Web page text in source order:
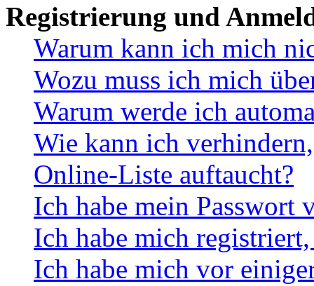
Registrierung und
Warum kann ich mich
Wozu muss ich mich
Warum werde ich
Wie kann ich
Online-Liste auftaucht?
Ich habe mein Passwort
Ich habe mich
Ich habe mich vor